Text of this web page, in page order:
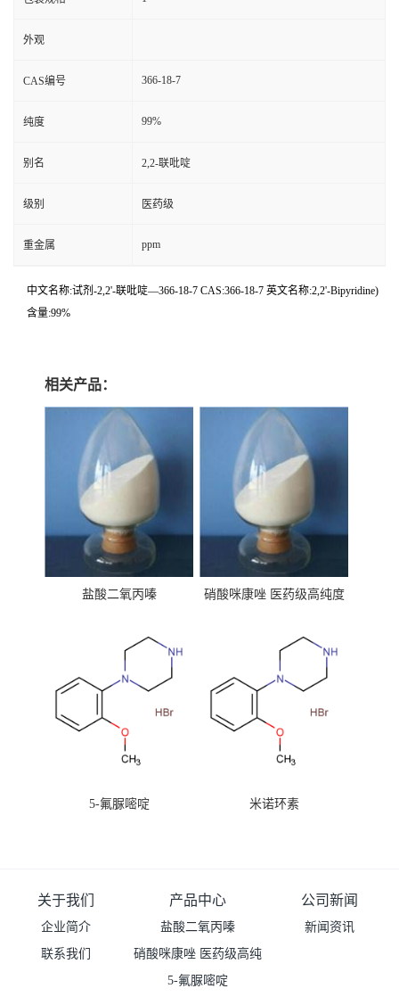
外观
CAS编号 366-18-7
纯度 99%
别名 2,2-联吡啶
级别 医药级
重金属 ppm
中文名称:试剂-2,2'-联吡啶—366-18-7 CAS:366-18-7 英文名称:2,2'-Bipyridine)
含量:99%
相关产品：
盐酸二氧丙嗪
硝酸咪康唑 医药级高纯度
5-氟脲嘧啶 米诺环素
关于我们
企业简介
联系我们
产品中心
盐酸二氧丙嗪
硝酸咪康唑 医药级高纯
度99%原粉
5-氟脲嘧啶
公司新闻
新闻资讯